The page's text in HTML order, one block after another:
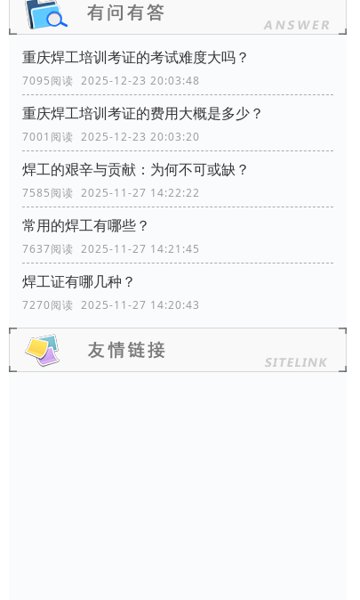
重庆焊工培训考证的考试难度大吗？
7095阅读 2025-12-23 20:03:48
重庆焊工培训考证的费用大概是多少？
7001阅读 2025-12-23 20:03:20
焊工的艰辛与贡献：为何不可或缺？
7585阅读 2025-11-27 14:22:22
常用的焊工有哪些？
7637阅读 2025-11-27 14:21:45
焊工证有哪几种？
7270阅读 2025-11-27 14:20:43